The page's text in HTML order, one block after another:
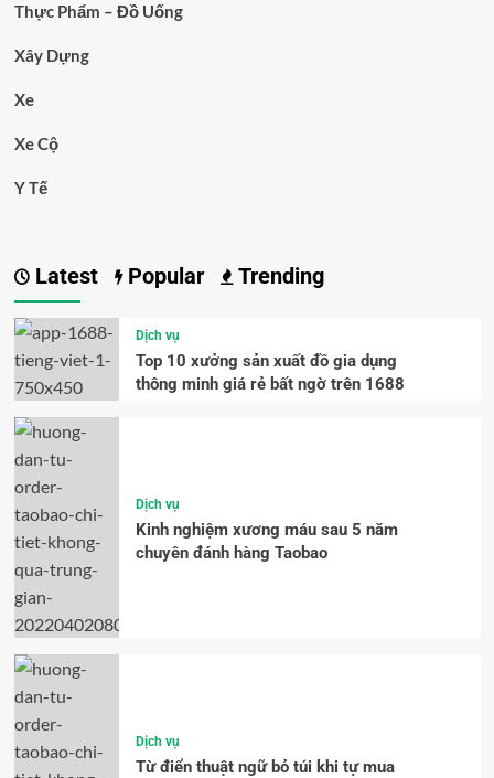
Thực Phẩm – Đồ Uống
Xây Dựng
Xe
Xe Cộ
Y Tế
Latest Popular Trending
Dịch vụ
Top 10 xưởng sản xuất đồ gia dụng
thông minh giá rẻ bất ngờ trên 1688
Dịch vụ
Kinh nghiệm xương máu sau 5 năm
chuyên đánh hàng Taobao
Dịch vụ
Từ điển thuật ngữ bỏ túi khi tự mua